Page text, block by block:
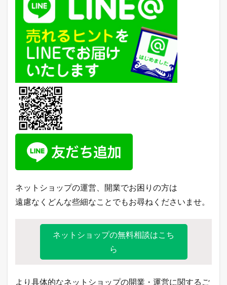
ネットショップの運営、開業でお困りの方は
遠慮なくどんな些細なことでもお尋ねくださいませ。
ネットショップの無料相談はこち
ら
より具体的なネットショップの開業・運営に関するご